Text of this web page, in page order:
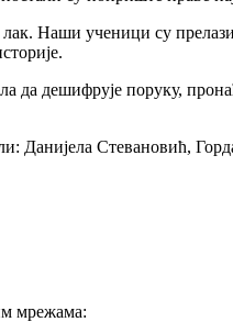
Наши ученици су
да дешифрује поруку,
Данијела Стевановић,
мрежама: